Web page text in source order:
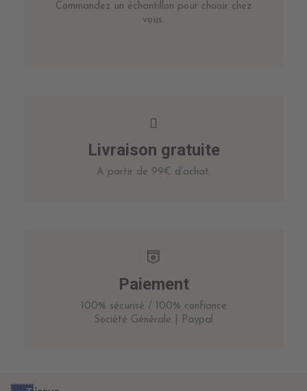
Commandez un échantillon pour choisir chez
vous.
Livraison gratuite
A partir de 99€ d’achat.
Paiement
100% sécurisé / 100% confiance
Société Générale | Paypal